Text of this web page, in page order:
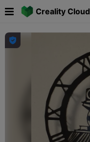
Creality Cloud
